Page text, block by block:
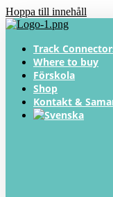
Hoppa till innehåll
Track
Where to buy
Förskola
Shop
Kontakt &